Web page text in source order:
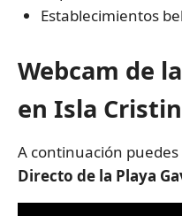
Establecimientos
Webcam de
en Isla
A continuación
Directo de la Playa